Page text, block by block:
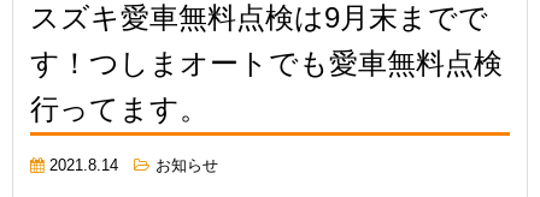
スズキ愛車無料点検は9月末までで
す！つしまオートでも愛車無料点検
行ってます。
2021.8.14 お知らせ